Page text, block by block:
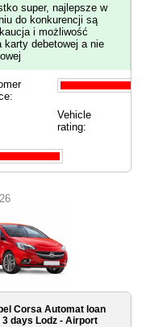
super, najlepsze w
do konkurencji są
i możliwość
karty debetowej a nie
Vehicle
rating:
Corsa Automat loan
3 daysLodz - Airport